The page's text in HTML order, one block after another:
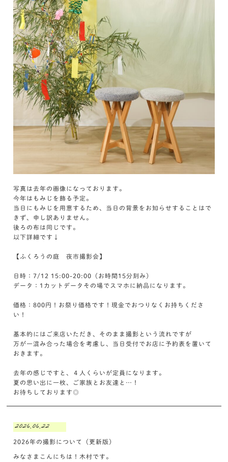
写真は去年の画像になっております。
今年はもみじを飾る予定。
当日にもみじを用意するため、当日の背景をお知らせすることはで
きず、申し訳ありません。
後ろの布は同じです。
以下詳細です↓
【ふくろうの庭 夜市撮影会】
日時：7/12 15:00-20:00（お時間15分刻み）
データ：1カットデータその場でスマホに納品になります。
価格：800円！お祭り価格です！現金でおつりなくお持ちくださ
い！
基本的にはご来店いただき、そのまま撮影という流れですが
万が一混み合った場合を考慮し、当日受付でお店に予約表を置いて
おきます。
去年の感じですと、４人くらいが定員になります。
夏の思い出に一枚、ご家族とお友達と…！
お待ちしております◎
2026.06.22
2026年の撮影について（更新版）
みなさまこんにちは！木村です。